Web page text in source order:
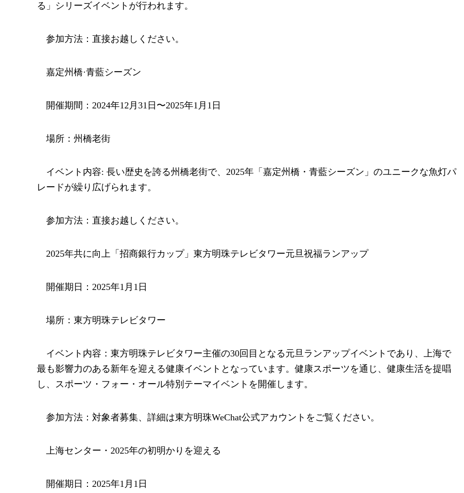
る」シリーズイベントが行われます。
参加方法：直接お越しください。
嘉定州橋·青藍シーズン
開催期間：2024年12月31日〜2025年1月1日
場所：州橋老街
イベント内容: 長い歴史を誇る州橋老街で、2025年「嘉定州橋・青藍シーズン」のユニークな魚灯パ
レードが繰り広げられます。
参加方法：直接お越しください。
2025年共に向上「招商銀行カップ」東方明珠テレビタワー元旦祝福ランアップ
開催期日：2025年1月1日
場所：東方明珠テレビタワー
イベント内容：東方明珠テレビタワー主催の30回目となる元旦ランアップイベントであり、上海で
最も影響力のある新年を迎える健康イベントとなっています。健康スポーツを通じ、健康生活を提唱
し、スポーツ・フォー・オール特別テーマイベントを開催します。
参加方法：対象者募集、詳細は東方明珠WeChat公式アカウントをご覧ください。
上海センター・2025年の初明かりを迎える
開催期日：2025年1月1日